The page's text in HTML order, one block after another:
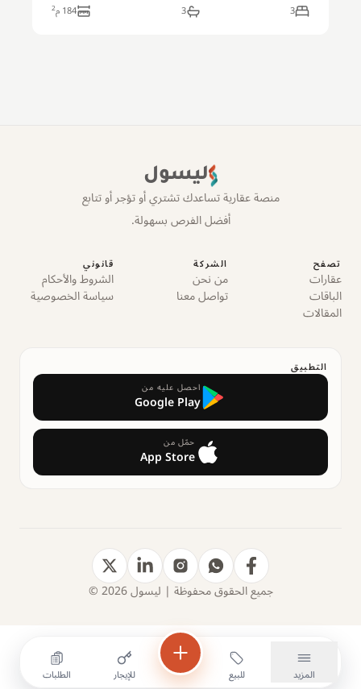
3
3
184م2
ليسول
منصة عقارية تساعدك تشتري أو تؤجر أو تتابع
أفضل الفرص بسهولة.
تصفح
عقارات
الباقات
المقالات
الشركة
من نحن
تواصل معنا
قانوني
الشروط والأحكام
سياسة الخصوصية
التطبيق
احصل عليه من
Google Play
حمّل من
App Store
جميع الحقوق محفوظة | ليسول 2026 ©
الطلبات للإيجار للبيع المزيد